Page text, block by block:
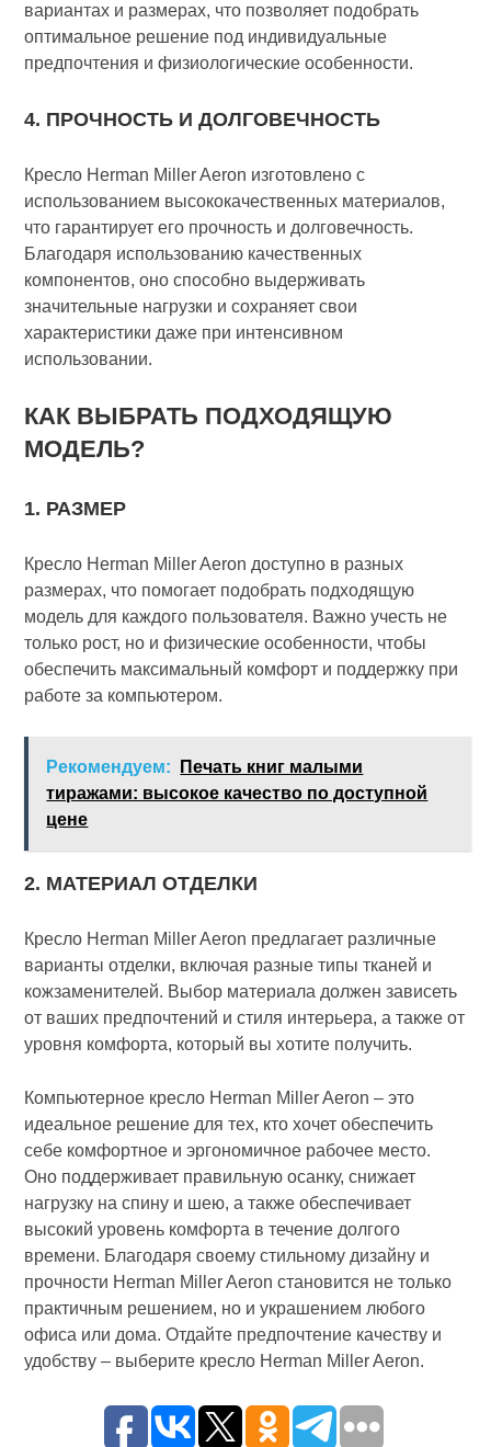
вариантах и размерах, что позволяет подобрать
оптимальное решение под индивидуальные
предпочтения и физиологические особенности.
4. ПРОЧНОСТЬ И ДОЛГОВЕЧНОСТЬ
Кресло Herman Miller Aeron изготовлено с
использованием высококачественных материалов,
что гарантирует его прочность и долговечность.
Благодаря использованию качественных
компонентов, оно способно выдерживать
значительные нагрузки и сохраняет свои
характеристики даже при интенсивном
использовании.
КАК ВЫБРАТЬ ПОДХОДЯЩУЮ
МОДЕЛЬ?
1. РАЗМЕР
Кресло Herman Miller Aeron доступно в разных
размерах, что помогает подобрать подходящую
модель для каждого пользователя. Важно учесть не
только рост, но и физические особенности, чтобы
обеспечить максимальный комфорт и поддержку при
работе за компьютером.
Рекомендуем:
Печать книг малыми
тиражами: высокое качество по доступной
цене
2. МАТЕРИАЛ ОТДЕЛКИ
Кресло Herman Miller Aeron предлагает различные
варианты отделки, включая разные типы тканей и
кожзаменителей. Выбор материала должен зависеть
от ваших предпочтений и стиля интерьера, а также от
уровня комфорта, который вы хотите получить.
Компьютерное кресло Herman Miller Aeron – это
идеальное решение для тех, кто хочет обеспечить
себе комфортное и эргономичное рабочее место.
Оно поддерживает правильную осанку, снижает
нагрузку на спину и шею, а также обеспечивает
высокий уровень комфорта в течение долгого
времени. Благодаря своему стильному дизайну и
прочности Herman Miller Aeron становится не только
практичным решением, но и украшением любого
офиса или дома. Отдайте предпочтение качеству и
удобству – выберите кресло Herman Miller Aeron.